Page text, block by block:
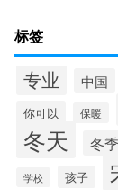
标签
专业 中国
你可以 保暖
冬天 冬季
学校 孩子